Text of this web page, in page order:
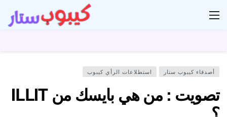
أصدقاء كيبوب ستار استطلاعات الرأي كيبوب
تصويت : من هي بايسك من ILLIT